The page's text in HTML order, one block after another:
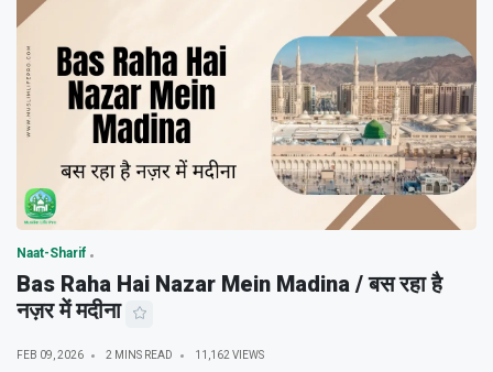
Naat-Sharif
Bas Raha Hai Nazar Mein Madina / बस रहा है
नज़र में मदीना
FEB 09, 2026 2 MINS READ 11,162 VIEWS